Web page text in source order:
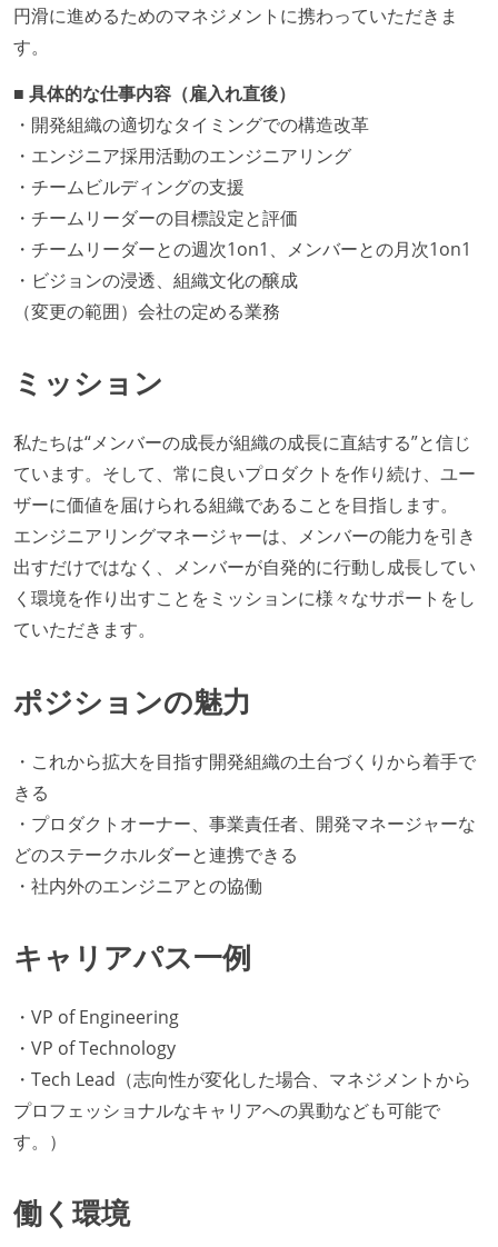
円滑に進めるためのマネジメントに携わっていただきま
す。
■ 具体的な仕事内容（雇入れ直後）
・開発組織の適切なタイミングでの構造改革
・エンジニア採用活動のエンジニアリング
・チームビルディングの支援
・チームリーダーの目標設定と評価
・チームリーダーとの週次1on1、メンバーとの月次1on1
・ビジョンの浸透、組織文化の醸成
（変更の範囲）会社の定める業務
ミッション
私たちは“メンバーの成長が組織の成長に直結する”と信じ
ています。そして、常に良いプロダクトを作り続け、ユー
ザーに価値を届けられる組織であることを目指します。
エンジニアリングマネージャーは、メンバーの能力を引き
出すだけではなく、メンバーが自発的に行動し成長してい
く環境を作り出すことをミッションに様々なサポートをし
ていただきます。
ポジションの魅力
・これから拡大を目指す開発組織の土台づくりから着手で
きる
・プロダクトオーナー、事業責任者、開発マネージャーな
どのステークホルダーと連携できる
・社内外のエンジニアとの協働
キャリアパス一例
・VP of Engineering
・VP of Technology
・Tech Lead（志向性が変化した場合、マネジメントから
プロフェッショナルなキャリアへの異動なども可能で
す。）
働く環境